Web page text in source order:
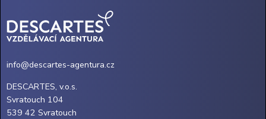
info@descartes-agentura.cz
DESCARTES, v.o.s.
Svratouch 104
539 42 Svratouch